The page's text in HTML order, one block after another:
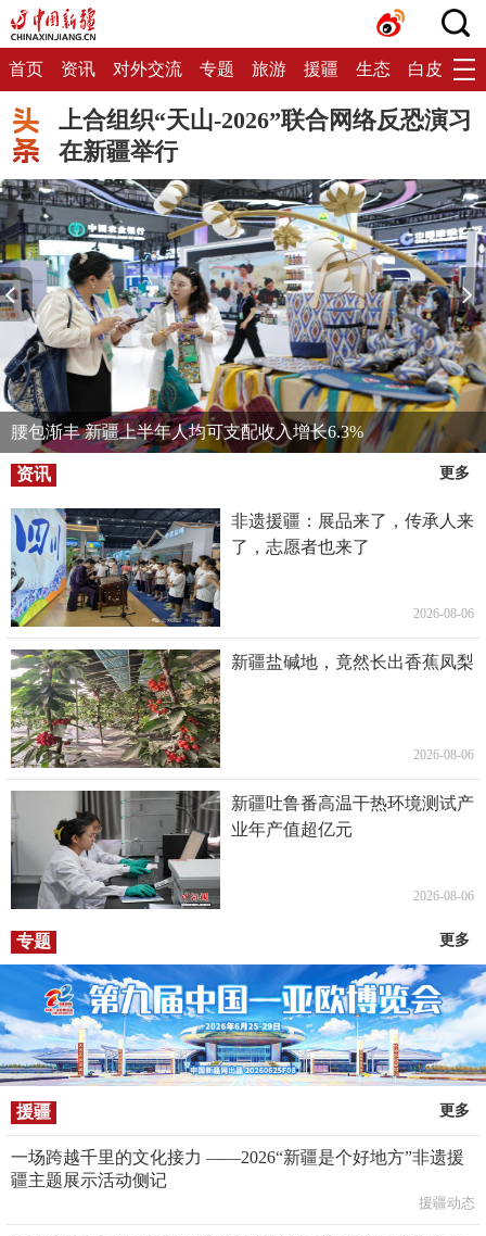
首页 资讯 对外交流 专题 旅游 援疆 生态 白皮书
上合组织“天山-2026”联合网络反恐演习
在新疆举行
腰包渐丰 新疆上半年人均可支配收入增长6.3%
资讯 更多
非遗援疆：展品来了，传承人来
了，志愿者也来了
2026-08-06
新疆盐碱地，竟然长出香蕉凤梨
2026-08-06
新疆吐鲁番高温干热环境测试产
业年产值超亿元
2026-08-06
专题 更多
援疆 更多
一场跨越千里的文化接力 ——2026“新疆是个好地方”非遗援
疆主题展示活动侧记
援疆动态